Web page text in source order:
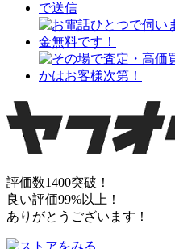
評価数1400突破！
良い評価99%以上！
ありがとうございます！